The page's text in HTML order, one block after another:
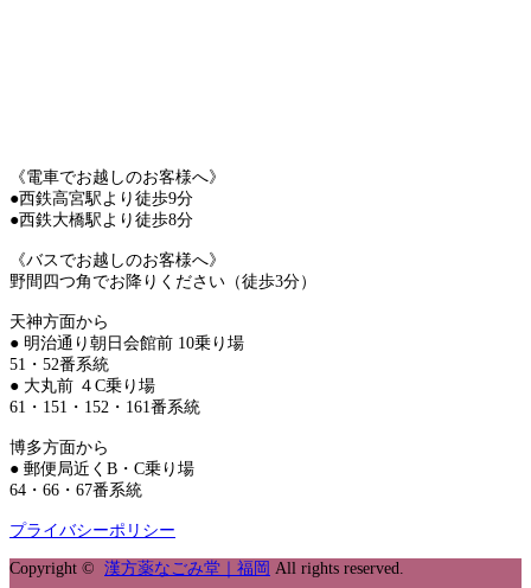
《電車でお越しのお客様へ》
●西鉄高宮駅より徒歩9分
●西鉄大橋駅より徒歩8分
《バスでお越しのお客様へ》
野間四つ角でお降りください（徒歩3分）
天神方面から
● 明治通り朝日会館前 10乗り場
51・52番系統
● 大丸前 ４C乗り場
61・151・152・161番系統
博多方面から
● 郵便局近くB・C乗り場
64・66・67番系統
プライバシーポリシー
Copyright © 漢方薬なごみ堂｜福岡 All rights reserved.